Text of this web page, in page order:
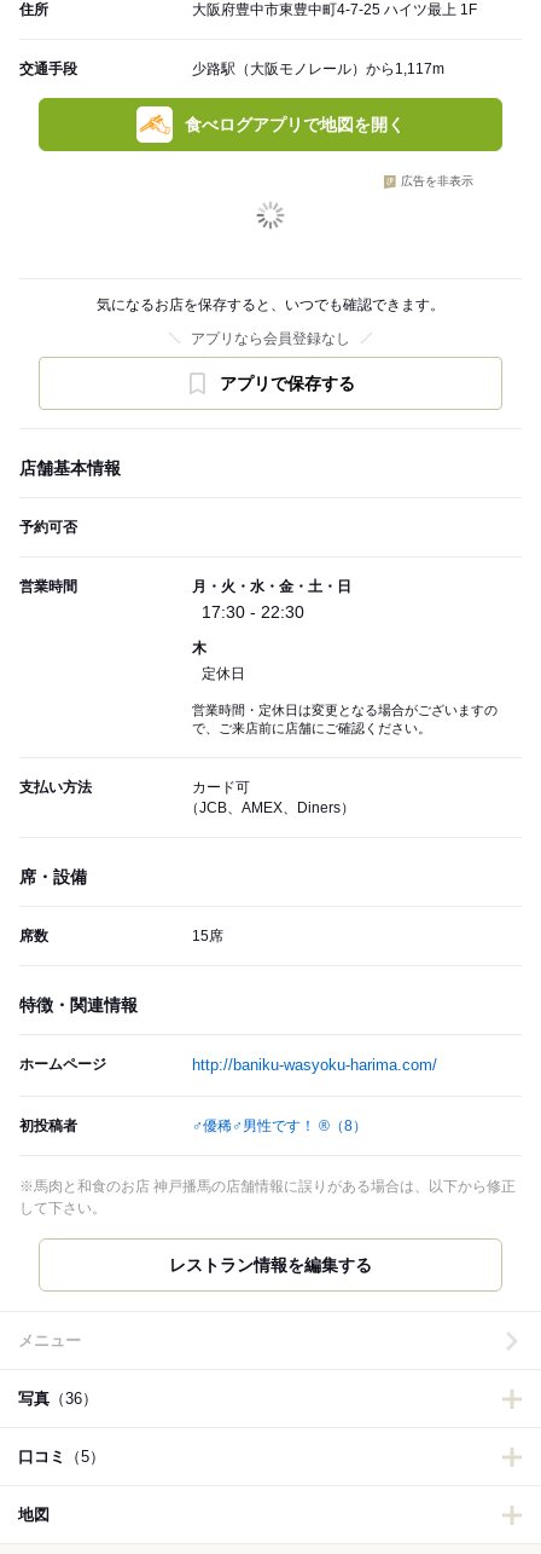
住所 大阪府豊中市東豊中町4-7-25 ハイツ最上 1F
交通手段 少路駅（大阪モノレール）から1,117m
食べログアプリで地図を開く
広告を非表示
気になるお店を保存すると、いつでも確認できます。
アプリなら会員登録なし
アプリで保存する
店舗基本情報
予約可否
営業時間 月・火・水・金・土・日
17:30 - 22:30
木
定休日
営業時間・定休日は変更となる場合がございますの
で、ご来店前に店舗にご確認ください。
支払い方法
カード可
（JCB、AMEX、Diners）
席・設備
席数 15席
特徴・関連情報
ホームページ http://baniku-wasyoku-harima.com/
初投稿者 ♂優稀♂男性です！ ® （8）
※馬肉と和食のお店 神戸播馬の店舗情報に誤りがある場合は、以下から修正
して下さい。
メニュー
写真 （36）
口コミ （5）
地図